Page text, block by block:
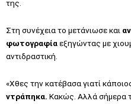
της.
Στη συνέχεια το μετάνιωσε και
φωτογραφίαεξηγώντας με
αντιδραστική.
«Χθες την κατέβασα γιατί
ντράπηκα. Κακώς. Αλλά σήμερα